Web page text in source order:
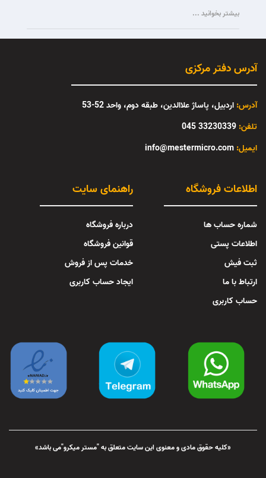
بیشتر بخوانید ...
آدرس دفتر مرکزی
آدرس: اردبیل، پاساژ علاالدین، طبقه دوم، واحد 52-53
تلفن: 33230339 045
info@mestermicro.com :ایمیل
راهنمای سایت
درباره فروشگاه
قوانین فروشگاه
خدمات پس از فروش
ایجاد حساب کاربری
اطلاعات فروشگاه
شماره حساب ها
اطلاعات پستی
ثبت فیش
ارتباط با ما
حساب کاربری
«کلیه حقوق مادی و معنوی این سایت متعلق به "مستر میکرو"می باشد»